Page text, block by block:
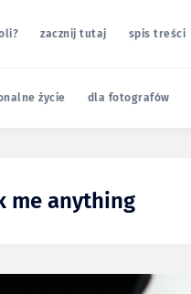
zacznij tutaj spis treści
życie dla fotografów
me anything